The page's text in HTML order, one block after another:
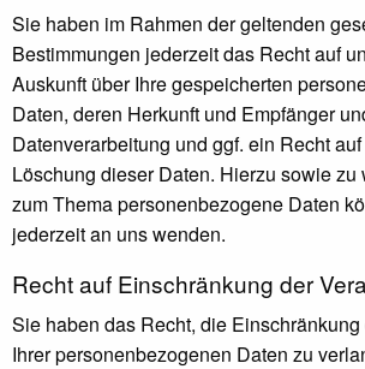
Sie haben im Rahmen der geltenden
Bestimmungen jederzeit das Recht auf
Auskunft über Ihre gespeicherten
Daten, deren Herkunft und Empfänger
Datenverarbeitung und ggf. ein Recht
Löschung dieser Daten. Hierzu sowie zu
zum Thema personenbezogene Daten
jederzeit an uns wenden.
Recht auf Einschränkung der
Sie haben das Recht, die
Ihrer personenbezogenen Daten zu